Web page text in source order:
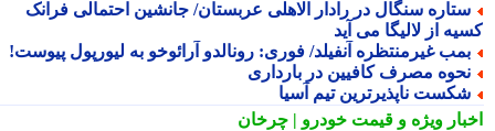
سنگال در رادار الاهلی عربستان/ جانشین احتمالی فرانک
از لالیگا می آید
غیرمنتظره آنفیلد/ فوری: رونالدو آرائوخو به لیورپول پیوست!
مصرف کافیین در بارداری
ناپذیرترین تیم آسیا
ویژهو قیمت خودرو | چرخان